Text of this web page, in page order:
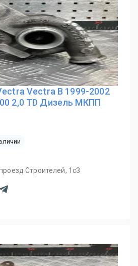
Vectra B 1999-2002
2,0 TD Дизель МКПП
Строителей, 1с3